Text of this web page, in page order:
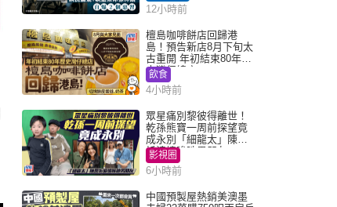
12小時前
檀島咖啡餅店回歸港
島！預告新店8月下旬太
古重開 年初結束80年歷
史灣仔總店
飲食
4小時前
眾星痛別黎彼得離世！
乾孫熊寶一周前探望竟
成永別「細龍太」陳思
圻淚憶唉吔男朋友
影視圈
6小時前
中國預製屋熱銷美澳墨